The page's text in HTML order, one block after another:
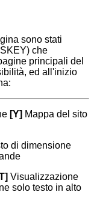
sono stati
che
principali del
ed all'inizio
[Y] Mappa del sito
di dimensione
Visualizzazione
solo testo in alto